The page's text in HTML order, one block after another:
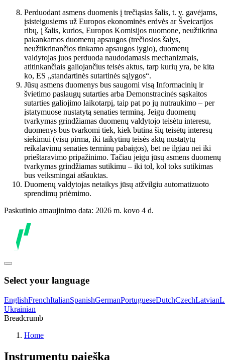
Perduodant asmens duomenis į trečiąsias šalis, t. y. gavėjams,
įsisteigusiems už Europos ekonominės erdvės ar Šveicarijos
ribų, į šalis, kurios, Europos Komisijos nuomone, neužtikrina
pakankamos duomenų apsaugos (trečiosios šalys,
neužtikrinančios tinkamo apsaugos lygio), duomenų
valdytojas juos perduoda naudodamasis mechanizmais,
atitinkančiais galiojančius teisės aktus, tarp kurių yra, be kita
ko, ES „standartinės sutartinės sąlygos“.
Jūsų asmens duomenys bus saugomi visą Informacinių ir
švietimo paslaugų sutarties arba Demonstracinės sąskaitos
sutarties galiojimo laikotarpį, taip pat po jų nutraukimo – per
įstatymuose nustatytą senaties terminą. Jeigu duomenų
tvarkymas grindžiamas duomenų valdytojo teisėtu interesu,
duomenys bus tvarkomi tiek, kiek būtina šių teisėtų interesų
siekimui (visų pirma, iki taikytinų teisės aktų nustatytų
reikalavimų senaties terminų pabaigos), bet ne ilgiau nei iki
prieštaravimo pripažinimo. Tačiau jeigu jūsų asmens duomenų
tvarkymas grindžiamas sutikimu – iki tol, kol toks sutikimas
bus veiksmingai atšauktas.
Duomenų valdytojas netaikys jūsų atžvilgiu automatizuoto
sprendimų priėmimo.
Paskutinio atnaujinimo data: 2026 m. kovo 4 d.
Select your language
EnglishFrenchItalianSpanishGermanPortugueseDutchCzechLatvian
Ukrainian
Breadcrumb
Home
Instrumentų paieška